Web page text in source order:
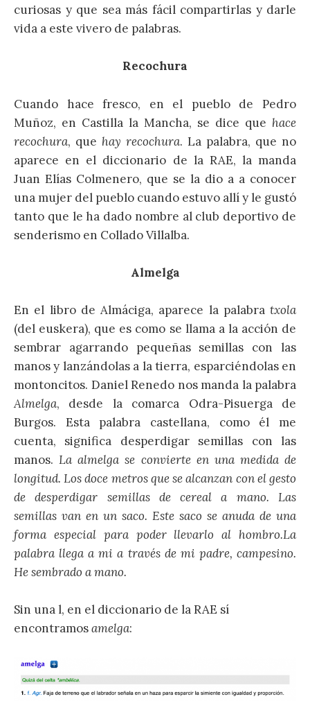
curiosas y que sea más fácil compartirlas y darle
vida a este vivero de palabras.
Recochura
Cuando hace fresco, en el pueblo de Pedro
Muñoz, en Castilla la Mancha, se dice que hace
recochura, que hay recochura. La palabra, que no
aparece en el diccionario de la RAE, la manda
Juan Elías Colmenero, que se la dio a a conocer
una mujer del pueblo cuando estuvo allí y le gustó
tanto que le ha dado nombre al club deportivo de
senderismo en Collado Villalba.
Almelga
En el libro de Almáciga, aparece la palabra txola
(del euskera), que es como se llama a la acción de
sembrar agarrando pequeñas semillas con las
manos y lanzándolas a la tierra, esparciéndolas en
montoncitos. Daniel Renedo nos manda la palabra
Almelga, desde la comarca Odra-Pisuerga de
Burgos. Esta palabra castellana, como él me
cuenta, significa desperdigar semillas con las
manos.La almelga se convierte en una medida de
longitud. Los doce metros que se alcanzan con el gesto
de desperdigar semillas de cereal a mano. Las
semillas van en un saco. Este saco se anuda de una
forma especial para poder llevarlo al hombro.La
palabra llega a mi a través de mi padre, campesino.
He sembrado a mano.
Sin una l, en el diccionario de la RAE sí
encontramosamelga: